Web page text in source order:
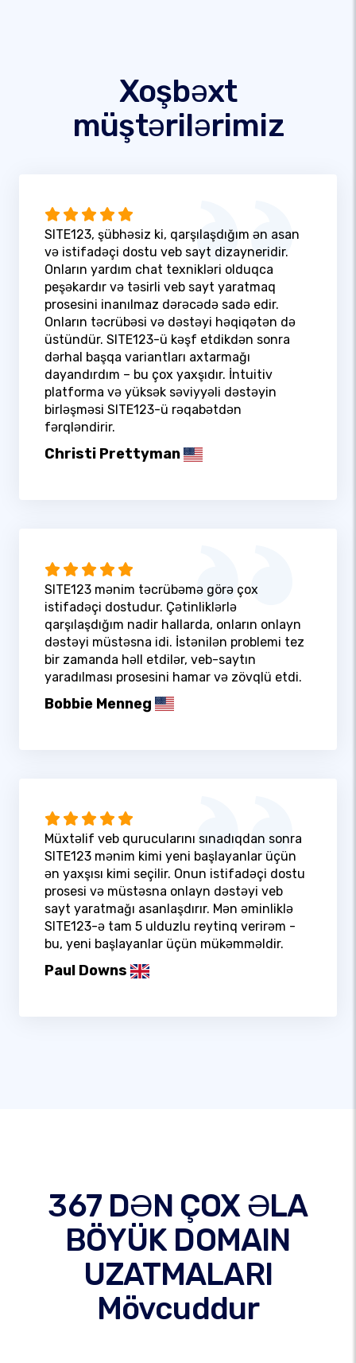
Xoşbəxt
müştərilərimiz
SITE123, şübhəsiz ki, qarşılaşdığım ən asan
və istifadəçi dostu veb sayt dizayneridir.
Onların yardım chat texnikləri olduqca
peşəkardır və təsirli veb sayt yaratmaq
prosesini inanılmaz dərəcədə sadə edir.
Onların təcrübəsi və dəstəyi həqiqətən də
üstündür. SITE123-ü kəşf etdikdən sonra
dərhal başqa variantları axtarmağı
dayandırdım – bu çox yaxşıdır. İntuitiv
platforma və yüksək səviyyəli dəstəyin
birləşməsi SITE123-ü rəqabətdən
fərqləndirir.
Christi Prettyman
SITE123 mənim təcrübəmə görə çox
istifadəçi dostudur. Çətinliklərlə
qarşılaşdığım nadir hallarda, onların onlayn
dəstəyi müstəsna idi. İstənilən problemi tez
bir zamanda həll etdilər, veb-saytın
yaradılması prosesini hamar və zövqlü etdi.
Bobbie Menneg
Müxtəlif veb qurucularını sınadıqdan sonra
SITE123 mənim kimi yeni başlayanlar üçün
ən yaxşısı kimi seçilir. Onun istifadəçi dostu
prosesi və müstəsna onlayn dəstəyi veb
sayt yaratmağı asanlaşdırır. Mən əminliklə
SITE123-ə tam 5 ulduzlu reytinq verirəm -
bu, yeni başlayanlar üçün mükəmməldir.
Paul Downs
367 DƏN ÇOX ƏLA
BÖYÜK DOMAIN
UZATMALARI
Mövcuddur